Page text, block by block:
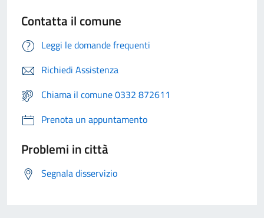
Contatta il comune
Leggi le domande frequenti
Richiedi Assistenza
Chiama il comune 0332 872611
Prenota un appuntamento
Problemi in città
Segnala disservizio